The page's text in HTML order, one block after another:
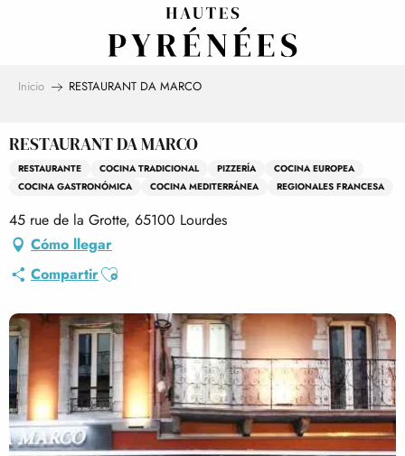
Inicio RESTAURANT DA MARCO
RESTAURANT DA MARCO
RESTAURANTE COCINA TRADICIONAL PIZZERÍA
COCINA EUROPEA
COCINA GASTRONÓMICA
COCINA MEDITERRÁNEA REGIONALES FRANCESA
45 rue de la Grotte, 65100 Lourdes
Cómo llegar
CompartirAjouter aux favoris